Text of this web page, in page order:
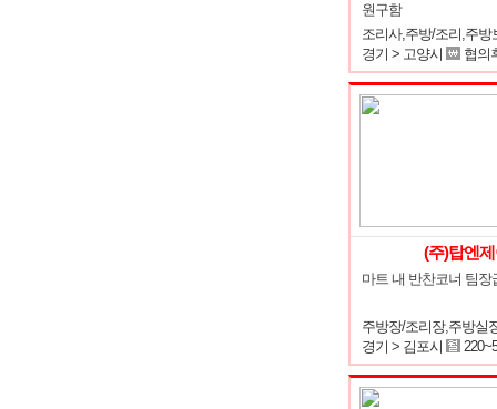
원구함
경기 > 고양시 협의
(주)탑엔
마트 내 반찬코너 팀장
경기 > 김포시